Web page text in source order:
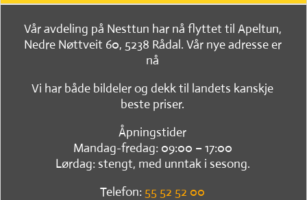
Vår avdeling på Nesttun har nå flyttet til Apeltun,
Nedre Nøttveit 60, 5238 Rådal. Vår nye adresse er
nå
Vi har både bildeler og dekk til landets kanskje
beste priser.
Åpningstider
Mandag-fredag: 09:00 – 17:00
Lørdag: stengt, med unntak i sesong.
Telefon: 55 52 52 00